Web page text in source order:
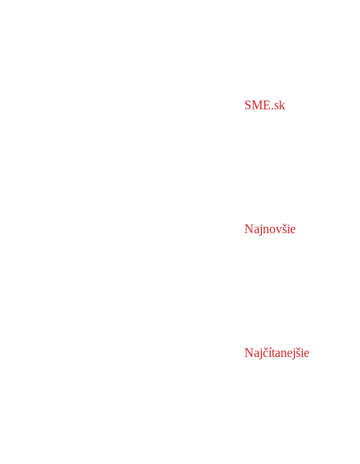
SME.sk
Najnovšie
Najčítanejšie